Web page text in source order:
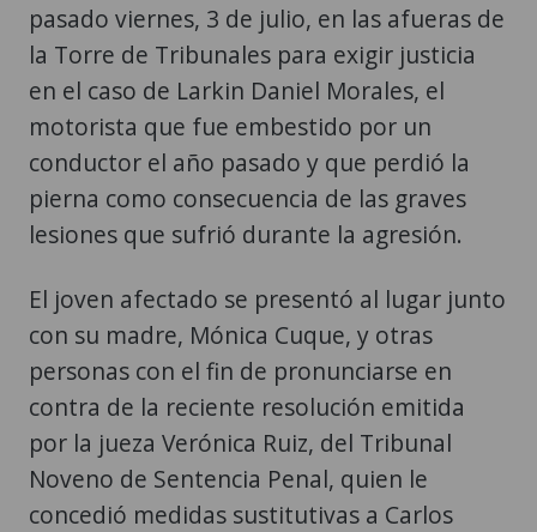
pasado viernes, 3 de julio, en las afueras de
la Torre de Tribunales para exigir justicia
en el caso de Larkin Daniel Morales, el
motorista que fue embestido por un
conductor el año pasado y que perdió la
pierna como consecuencia de las graves
lesiones que sufrió durante la agresión.
El joven afectado se presentó al lugar junto
con su madre, Mónica Cuque, y otras
personas con el fin de pronunciarse en
contra de la reciente resolución emitida
por la jueza Verónica Ruiz, del Tribunal
Noveno de Sentencia Penal, quien le
concedió medidas sustitutivas a Carlos